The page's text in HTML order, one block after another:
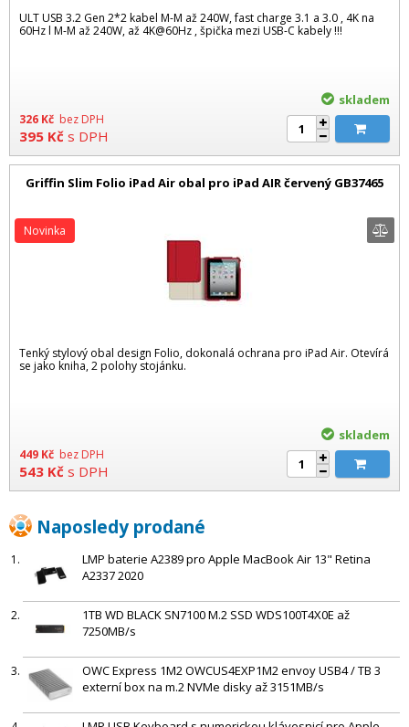
ULT USB 3.2 Gen 2*2 kabel M-M až 240W, fast charge 3.1 a 3.0 , 4K na
60Hz l M-M až 240W, až 4K@60Hz , špička mezi USB-C kabely !!!
skladem
326 Kč bez DPH
395 Kč s DPH
Griffin Slim Folio iPad Air obal pro iPad AIR červený GB37465
Tenký stylový obal design Folio, dokonalá ochrana pro iPad Air. Otevírá
se jako kniha, 2 polohy stojánku.
Novinka
skladem
449 Kč bez DPH
543 Kč s DPH
Naposledy prodané
LMP baterie A2389 pro Apple MacBook Air 13" Retina
A2337 2020
1TB WD BLACK SN7100 M.2 SSD WDS100T4X0E až
7250MB/s
OWC Express 1M2 OWCUS4EXP1M2 envoy USB4 / TB 3
externí box na m.2 NVMe disky až 3151MB/s